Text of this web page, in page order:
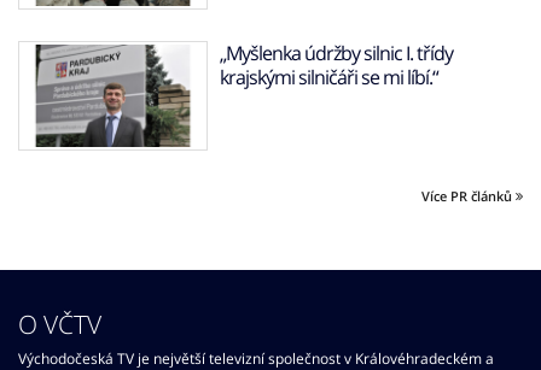
„Myšlenka údržby silnic I. třídy
krajskými silničáři se mi líbí.“
Více PR článků
O VČTV
Východočeská TV je největší televizní společnost v Královéhradeckém a